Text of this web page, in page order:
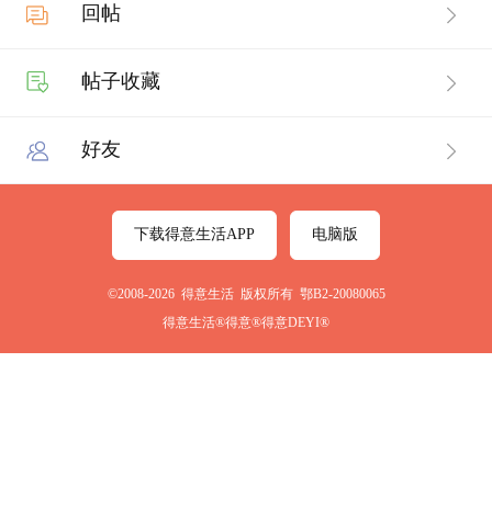
回帖
帖子收藏
好友
下载得意生活APP 电脑版
©2008-2026 得意生活 版权所有 鄂B2-20080065
得意生活®得意®得意DEYI®